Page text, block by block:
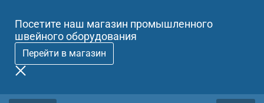
Посетите наш магазин промышленного
швейного оборудования
Перейти в магазин